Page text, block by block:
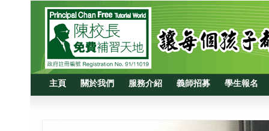
主頁 關於我們 服務介紹 義師招募 學生報名